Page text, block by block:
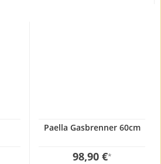
Paella Gasbrenner 60cm
98,90 €*